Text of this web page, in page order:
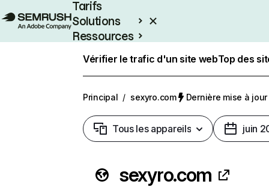
Tarifs
Solutions
Ressources
Vérifier le trafic d'un site webTop des
Principal / sexyro.com Dernière mise à
Tous les appareils juin
sexyro.com